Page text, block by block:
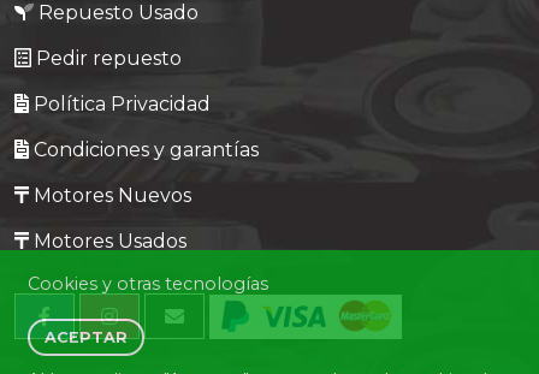
Repuesto Usado
Pedir repuesto
Política Privacidad
Condiciones y garantías
Motores Nuevos
Motores Usados
Cookies y otras tecnologías
ACEPTAR